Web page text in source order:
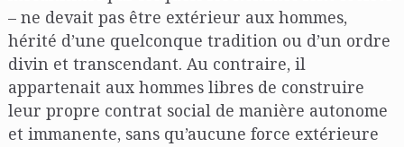
– ne devait pas être extérieur aux hommes,
hérité d’une quelconque tradition ou d’un ordre
divin et transcendant. Au contraire, il
appartenait aux hommes libres de construire
leur propre contrat social de manière autonome
et immanente, sans qu’aucune force extérieure